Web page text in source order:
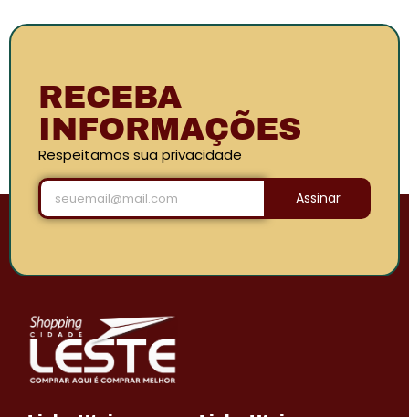
RECEBA
INFORMAÇÕES
Respeitamos sua privacidade
Assinar